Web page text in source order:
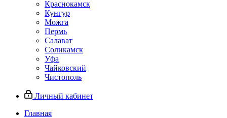
Краснокамск
Кунгур
Можга
Пермь
Салават
Соликамск
Уфа
Чайковский
Чистополь
Личный кабинет
Главная